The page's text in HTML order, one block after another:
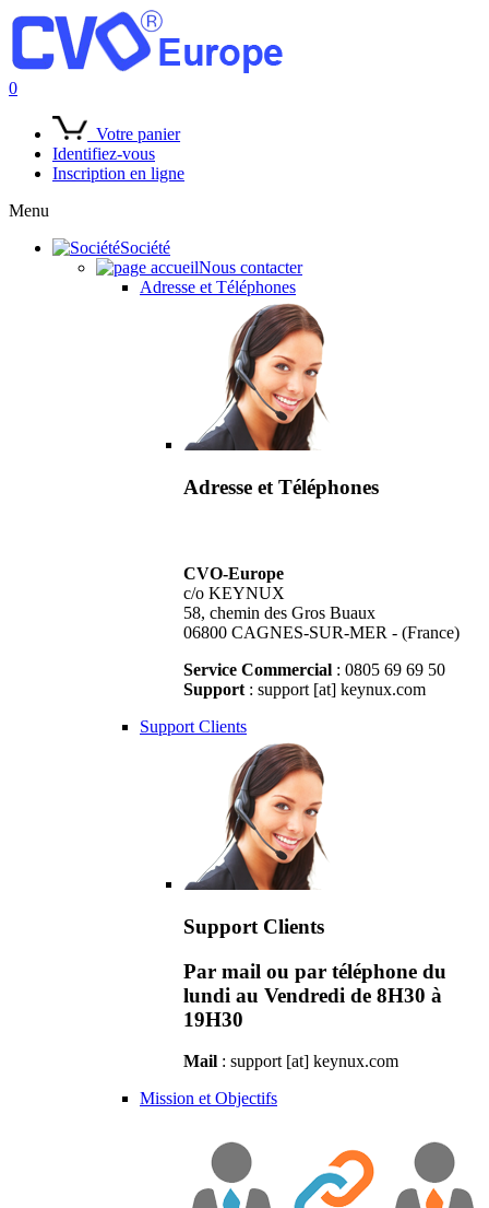
0
Votre panier
Identifiez-vous
Inscription en ligne
Menu
Société
Nous contacter
Adresse et Téléphones
Adresse et Téléphones
CVO-Europe
c/o KEYNUX
58, chemin des Gros Buaux
06800 CAGNES-SUR-MER - (France)
Service Commercial : 0805 69 69 50
Support : support [at] keynux.com
Support Clients
Support Clients
Par mail ou par téléphone du
lundi au Vendredi de 8H30 à
19H30
Mail : support [at] keynux.com
Mission et Objectifs